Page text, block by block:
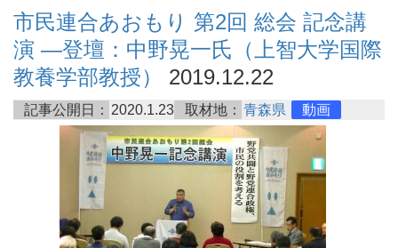
市民連合あおもり 第2回 総会 記念講
演 ―登壇：中野晃一氏（上智大学国際
教養学部教授）
2019.12.22
記事公開日： 2020.1.23 取材地： 青森県 動画